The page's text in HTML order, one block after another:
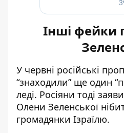
Інші фейки
У червні російські
“знаходили” ще один
леді. Росіяни тоді
Олени Зеленської
громадянки Ізраїлю.